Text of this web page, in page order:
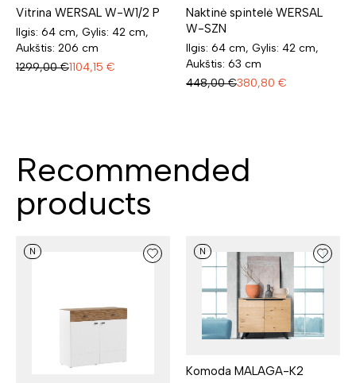
Vitrina WERSAL W-W1/2 P
Ilgis: 64 cm, Gylis: 42 cm,
Aukštis: 206 cm
1299,00 €1104,15 €
Naktinė spintelė WERSAL
W-SZN
Ilgis: 64 cm, Gylis: 42 cm,
Aukštis: 63 cm
448,00 €380,80 €
Recommended
products
N N
Komoda MALAGA-K2